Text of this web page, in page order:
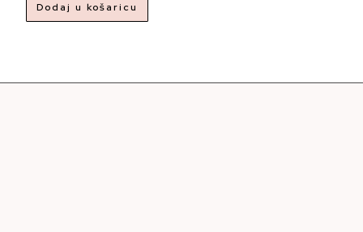
Dodaj u košaricu